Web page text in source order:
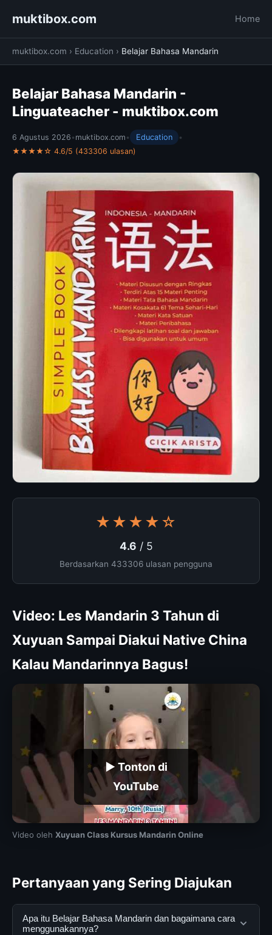
muktibox.com Home
muktibox.com › Education › Belajar Bahasa Mandarin
Belajar Bahasa Mandarin -
Linguateacher - muktibox.com
6 Agustus 2026 • muktibox.com • Education
•
★★★★☆ 4.6/5 (433306 ulasan)
★★★★☆
4.6 / 5
Berdasarkan 433306 ulasan pengguna
Video: Les Mandarin 3 Tahun di
Xuyuan Sampai Diakui Native China
Kalau Mandarinnya Bagus!
▶ Tonton di
YouTube
Video oleh Xuyuan Class Kursus Mandarin Online
Pertanyaan yang Sering Diajukan
Apa itu Belajar Bahasa Mandarin dan bagaimana cara
menggunakannya?